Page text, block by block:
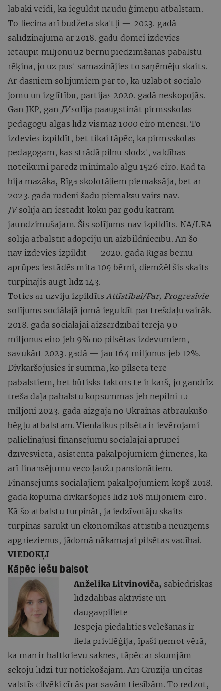
labāki veidi, kā ieguldīt naudu ģimeņu atbalstam.
To liecina arī budžeta skaitļi — 2023. gadā
salīdzinājumā ar 2018. gadu domei izdevies
ietaupīt miljonu uz bērnu piedzimšanas pabalstu
rēķina, jo uz pusi samazinājies to saņēmēju skaits.
Ar dāsniem solījumiem par to, kā uzlabot sociālo
jomu un izglītību, partijas 2020. gadā neskopojās.
Gan JKP, gan JVsolīja paaugstināt pirmsskolas
pedagogu algas līdz vismaz 1000 eiro mēnesī. To
izdevies izpildīt, bet tikai tāpēc, ka pirmsskolas
pedagogam, kas strādā pilnu slodzi, valdības
noteikumi paredz minimālo algu 1526 eiro. Kad tā
bija mazāka, Rīga skolotājiem piemaksāja, bet ar
2023. gada rudeni šādu piemaksu vairs nav.
JVsolīja arī iestādīt koku par godu katram
jaundzimušajam. Šis solījums nav izpildīts. NA/LRA
solīja atbalstīt adopciju un aizbildniecību. Arī šo
nav izdevies izpildīt — 2020. gadā Rīgas bērnu
aprūpes iestādēs mita 109 bērni, diemžēl šis skaits
turpinājis augt līdz 143.
Toties ar uzviju izpildīts Attīstībai/Par, Progresīvie
solījums sociālajā jomā ieguldīt par trešdaļu vairāk.
2018. gadā sociālajai aizsardzībai tērēja 90
miljonus eiro jeb 9% no pilsētas izdevumiem,
savukārt 2023. gadā — jau 164 miljonus jeb 12%.
Divkāršojusies ir summa, ko pilsēta tērē
pabalstiem, bet būtisks faktors te ir karš, jo gandrīz
trešā daļa pabalstu kopsummas jeb nepilni 10
miljoni 2023. gadā aizgāja no Ukrainas atbraukušo
bēgļu atbalstam. Vienlaikus pilsēta ir ievērojami
palielinājusi finansējumu sociālajai aprūpei
dzīvesvietā, asistenta pakalpojumiem ģimenēs, kā
arī finansējumu veco ļaužu pansionātiem.
Finansējums sociālajiem pakalpojumiem kopš 2018.
gada kopumā divkāršojies līdz 108 miljoniem eiro.
Kā šo atbalstu turpināt, ja iedzīvotāju skaits
turpinās sarukt un ekonomikas attīstība neuzņems
apgriezienus, jādomā nākamajai pilsētas vadībai.
VIEDOKĻI
Kāpēc iešu balsot
Anželika Litvinoviča, sabiedriskās
līdzdalības aktīviste un
daugavpiliete
Iespēja piedalīties vēlēšanās ir
liela privilēģija, īpaši ņemot vērā,
ka man ir baltkrievu saknes, tāpēc ar skumjām
sekoju līdzi tur notiekošajam. Arī Gruzijā un citās
valstīs cilvēki cīnās par savām tiesībām. To redzot,